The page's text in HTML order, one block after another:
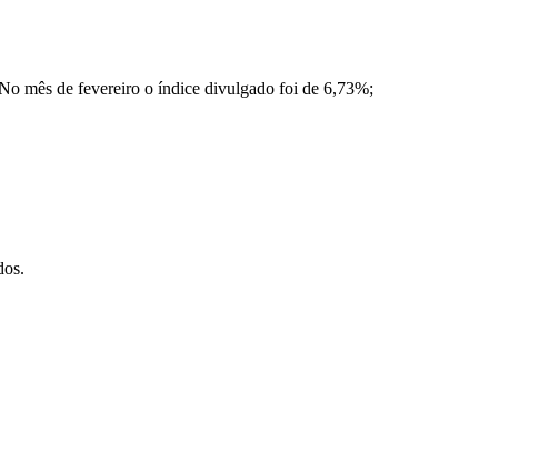
mês de fevereiro o índice divulgado foi de 6,73%;